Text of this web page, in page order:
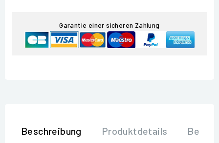
Garantie einer sicheren Zahlung
Beschreibung Produktdetails